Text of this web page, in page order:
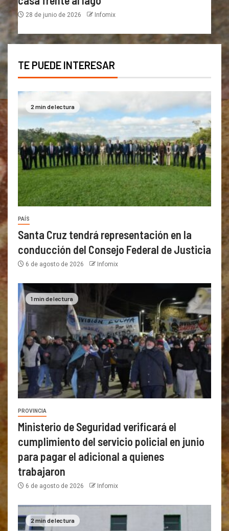
28 de junio de 2026 Infomix
TE PUEDE INTERESAR
2 min de lectura
PAÍS
Santa Cruz tendrá representación en la
conducción del Consejo Federal de Justicia
6 de agosto de 2026 Infomix
1 min de lectura
PROVINCIA
Ministerio de Seguridad verificará el
cumplimiento del servicio policial en junio
para pagar el adicional a quienes
trabajaron
6 de agosto de 2026 Infomix
2 min de lectura